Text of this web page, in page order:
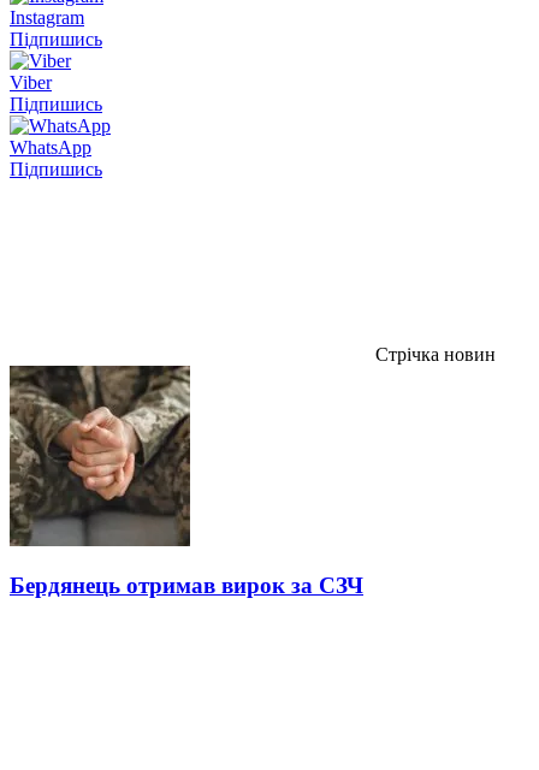
Instagram
Підпишись
Viber
Підпишись
WhatsApp
Підпишись
Стрічка новин
Бердянець отримав вирок за СЗЧ